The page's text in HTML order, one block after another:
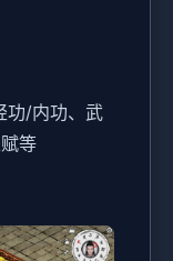
功/内功、武
等